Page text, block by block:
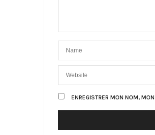
ENREGISTRER MON NOM,